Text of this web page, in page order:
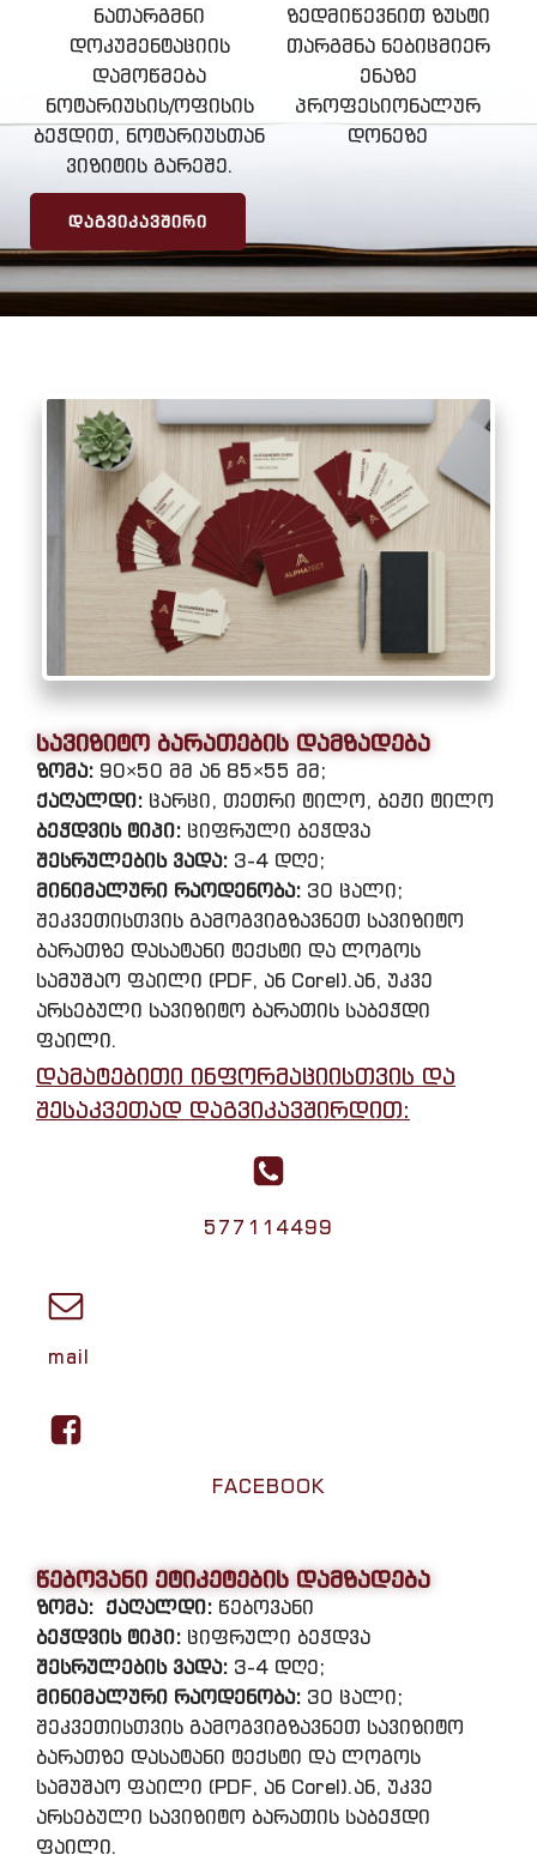
ნათარგმნი
დოკუმენტაციის
დამოწმება
ნოტარიუსის/ოფისის
ბეჭდით, ნოტარიუსთან
ვიზიტის გარეშე.
ᲓᲐᲒᲕᲘᲙᲐᲕᲨᲘᲠᲘ
ზედმიწევნით ზუსტი
თარგმნა ნებიცმიერ
ენაზე
პროფესიონალურ
დონეზე
სავიზიტო ბარათების დამზადება
ზომა: 90×50 მმ ან 85×55 მმ;
ქაღალდი: ცარცი, თეთრი ტილო, ბეჟი ტილო
ბეჭდვის ტიპი: ციფრული ბეჭდვა
შესრულების ვადა: 3-4 დღე;
მინიმალური რაოდენობა: 30 ცალი;
შეკვეთისთვის გამოგვიგზავნეთ სავიზიტო
ბარათზე დასატანი ტექსტი და ლოგოს
სამუშაო ფაილი (PDF, ან Corel).ან, უკვე
არსებული სავიზიტო ბარათის საბეჭდი
ფაილი.
დამატებითი ინფორმაციისთვის და
შესაკვეთად დაგვიკავშირდით:
577114499
mail
FACEBOOK
წებოვანი ეტიკეტების დამზადება
ზომა: ქაღალდი: წებოვანი
ბეჭდვის ტიპი: ციფრული ბეჭდვა
შესრულების ვადა: 3-4 დღე;
მინიმალური რაოდენობა: 30 ცალი;
შეკვეთისთვის გამოგვიგზავნეთ სავიზიტო
ბარათზე დასატანი ტექსტი და ლოგოს
სამუშაო ფაილი (PDF, ან Corel).ან, უკვე
არსებული სავიზიტო ბარათის საბეჭდი
ფაილი.